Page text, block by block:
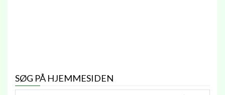
SØG PÅ HJEMMESIDEN